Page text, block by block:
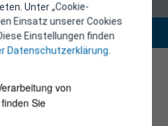
Unter „Cookie-
Einsatz unserer Cookies
Einstellungen finden
Datenschutzerklärung.
von
Sie
© E-Control